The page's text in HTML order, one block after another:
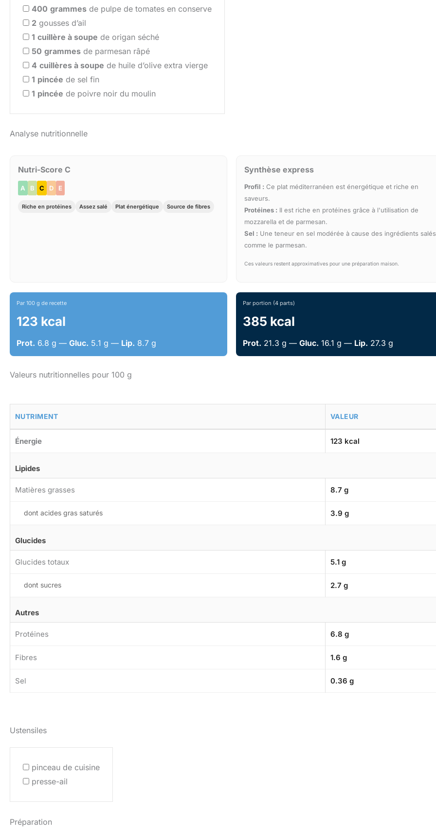
400 grammes de pulpe de tomates en conserve
2 gousses d’ail
1 cuillère à soupe de origan séché
50 grammes de parmesan râpé
4 cuillères à soupe de huile d’olive extra vierge
1 pincée de sel fin
1 pincée de poivre noir du moulin
Analyse nutritionnelle
Nutri-Score C
A B C D E
Riche en protéines Assez salé Plat énergétique Source de fibres
Synthèse express
Profil : Ce plat méditerranéen est énergétique et riche en
saveurs.
Protéines : Il est riche en protéines grâce à l'utilisation de
mozzarella et de parmesan.
Sel : Une teneur en sel modérée à cause des ingrédients salés
comme le parmesan.
Ces valeurs restent approximatives pour une préparation maison.
Par 100 g de recette
123 kcal
Prot. 6.8 g — Gluc. 5.1 g — Lip. 8.7 g
Par portion (4 parts)
385 kcal
Prot. 21.3 g —Gluc. 16.1 g — Lip. 27.3 g
Valeurs nutritionnelles pour 100 g
NUTRIMENT VALEUR
Énergie 123 kcal
Lipides
Matières grasses 8.7 g
dont acides gras saturés 3.9 g
Glucides
Glucides totaux 5.1 g
dont sucres 2.7 g
Autres
Protéines 6.8 g
Fibres 1.6 g
Sel 0.36 g
Ustensiles
pinceau de cuisine
presse-ail
Préparation